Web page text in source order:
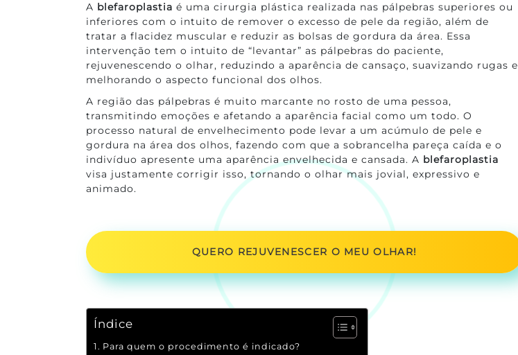
A blefaroplastia é uma cirurgia plástica realizada nas pálpebras superiores ou
inferiores com o intuito de remover o excesso de pele da região, além de
tratar a flacidez muscular e reduzir as bolsas de gordura da área. Essa
intervenção tem o intuito de “levantar” as pálpebras do paciente,
rejuvenescendo o olhar, reduzindo a aparência de cansaço, suavizando rugas e
melhorando o aspecto funcional dos olhos.
A região das pálpebras é muito marcante no rosto de uma pessoa,
transmitindo emoções e afetando a aparência facial como um todo. O
processo natural de envelhecimento pode levar a um acúmulo de pele e
gordura na área dos olhos, fazendo com que a sobrancelha pareça caída e o
indivíduo apresente uma aparência envelhecida e cansada. A blefaroplastia
visa justamente corrigir isso, tornando o olhar mais jovial, expressivo e
animado.
QUERO REJUVENESCER O MEU OLHAR!
Índice
Para quem o procedimento é indicado?